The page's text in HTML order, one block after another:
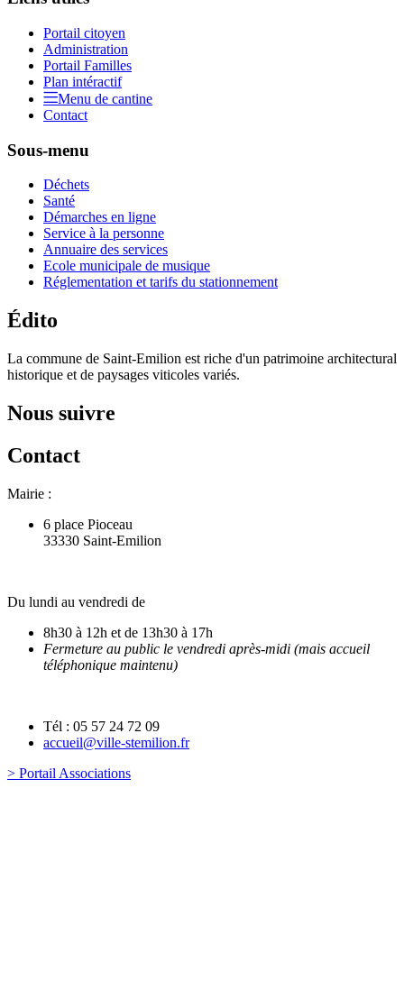
Portail citoyen
Administration
Portail Familles
Plan intéractif
Menu de cantine
Contact
Sous-menu
Déchets
Santé
Démarches en ligne
Service à la personne
Annuaire des services
Ecole municipale de musique
Réglementation et tarifs du stationnement
Édito
La commune de Saint-Emilion est riche d'un patrimoine architectural
historique et de paysages viticoles variés.
Nous suivre
Contact
Mairie :
6 place Pioceau
33330 Saint-Emilion
Du lundi au vendredi de
8h30 à 12h et de 13h30 à 17h
Fermeture au public le vendredi après-midi (mais accueil
téléphonique maintenu)
Tél : 05 57 24 72 09
accueil@ville-stemilion.fr
> Portail Associations